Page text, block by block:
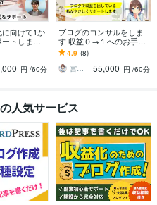
向けて1か
トします
、アクセ
の仕方、
円 /60分
ブログのコンサルをしま
す 収益０→１へのお手伝
い【ご相談から記事執筆
もお任せください】
4.9 (8)
宮古はな☺︎ブロガーでライター
55,000 円 /60分
人気サービス